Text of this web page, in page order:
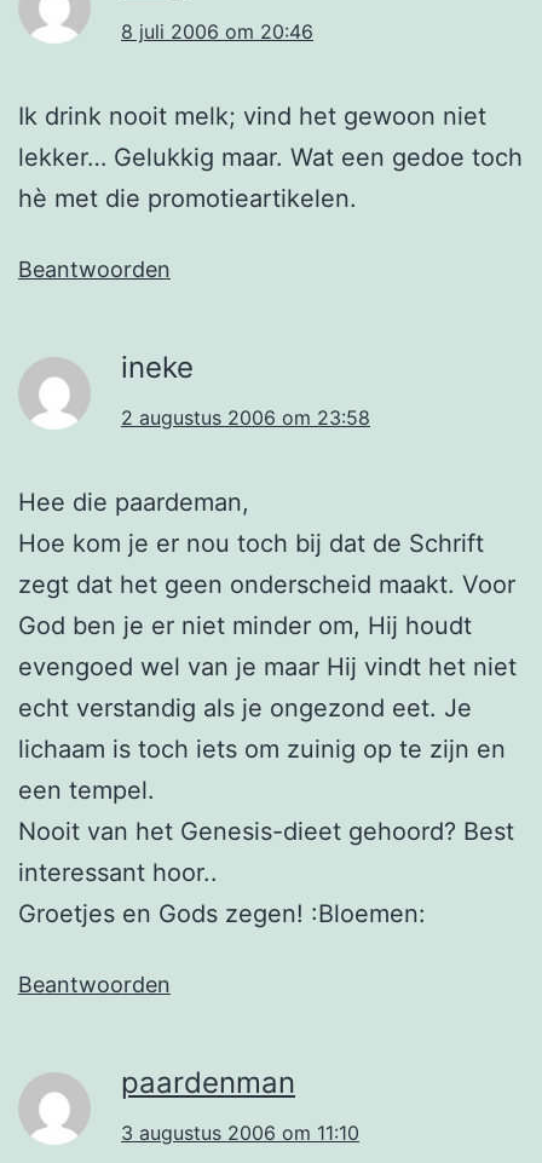
8 juli 2006 om 20:46
Ik drink nooit melk; vind het gewoon niet
lekker… Gelukkig maar. Wat een gedoe toch
hè met die promotieartikelen.
Beantwoorden
ineke
2 augustus 2006 om 23:58
Hee die paardeman,
Hoe kom je er nou toch bij dat de Schrift
zegt dat het geen onderscheid maakt. Voor
God ben je er niet minder om, Hij houdt
evengoed wel van je maar Hij vindt het niet
echt verstandig als je ongezond eet. Je
lichaam is toch iets om zuinig op te zijn en
een tempel.
Nooit van het Genesis-dieet gehoord? Best
interessant hoor..
Groetjes en Gods zegen! :Bloemen:
Beantwoorden
paardenman
3 augustus 2006 om 11:10